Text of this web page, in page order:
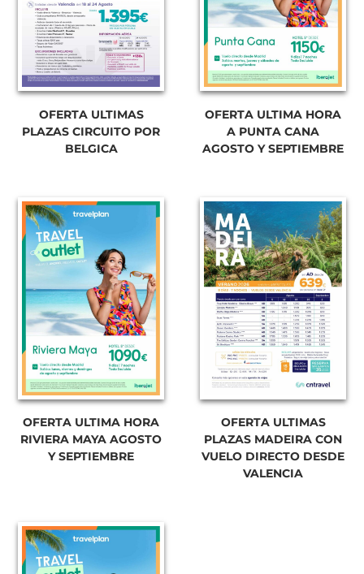
OFERTA ULTIMAS
PLAZAS CIRCUITO POR
BELGICA
OFERTA ULTIMA HORA
A PUNTA CANA
AGOSTO Y SEPTIEMBRE
OFERTA ULTIMA HORA
RIVIERA MAYA AGOSTO
Y SEPTIEMBRE
OFERTA ULTIMAS
PLAZAS MADEIRA CON
VUELO DIRECTO DESDE
VALENCIA